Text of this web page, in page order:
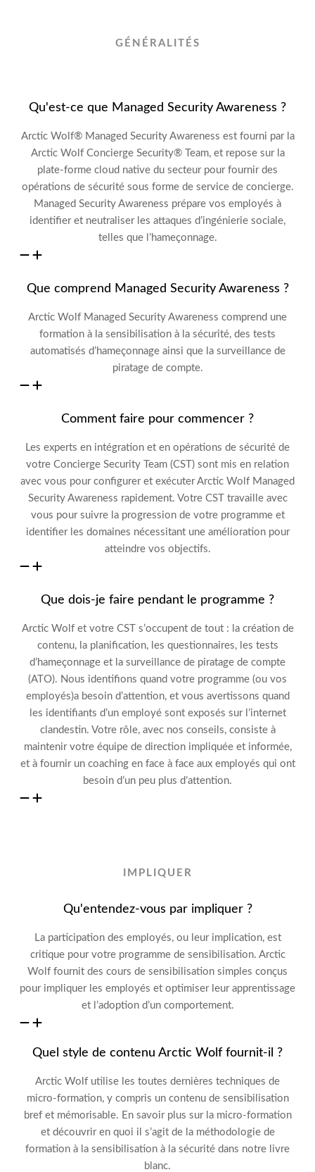
GÉNÉRALITÉS
Qu'est-ce que Managed Security Awareness ?
Arctic Wolf® Managed Security Awareness est fourni par la
Arctic Wolf Concierge Security® Team, et repose sur la
plate-forme cloud native du secteur pour fournir des
opérations de sécurité sous forme de service de concierge.
Managed Security Awareness prépare vos employés à
identifier et neutraliser les attaques d’ingénierie sociale,
telles que l’hameçonnage.
Que comprend Managed Security Awareness ?
Arctic Wolf Managed Security Awareness comprend une
formation à la sensibilisation à la sécurité, des tests
automatisés d’hameçonnage ainsi que la surveillance de
piratage de compte.
Comment faire pour commencer ?
Les experts en intégration et en opérations de sécurité de
votre Concierge Security Team (CST) sont mis en relation
avec vous pour configurer et exécuterArctic Wolf Managed
Security Awareness rapidement. Votre CST travailleavec
vous pour suivre la progression de votre programme et
identifier les domaines nécessitant une améliorationpour
atteindre vos objectifs.
Que dois-je faire pendant le programme ?
Arctic Wolf et votre CST s’occupent de tout : la création de
contenu, la planification, les questionnaires, les tests
d’hameçonnage et la surveillance de piratage de compte
(ATO). Nous identifions quand votre programme (ou vos
employés)a besoin d’attention, et vous avertissons quand
les identifiants d’un employé sont exposés sur l’internet
clandestin. Votre rôle, avec nos conseils,consisteà
maintenir votre équipe de direction impliquéeet informée,
etàfournir un coaching en face à face aux employés qui ont
besoin d’un peu plus d’attention.
IMPLIQUER
Qu'entendez-vous par impliquer ?
La participation des employés, ou leur implication,est
critique pour votre programme de sensibilisation. Arctic
Wolf fournit des cours de sensibilisation simples conçus
pour impliquer les employés et optimiser leur apprentissage
et l’adoption d’un comportement.
Quel style de contenu Arctic Wolf fournit-il ?
Arctic Wolf utilise les toutes dernières techniques de
micro-formation, y compris uncontenu de sensibilisation
bref et mémorisable. En savoir plus sur la micro-formation
et découvrir en quoi il s’agit de la méthodologie de
formation à la sensibilisation à la sécurité dans notre livre
blanc.